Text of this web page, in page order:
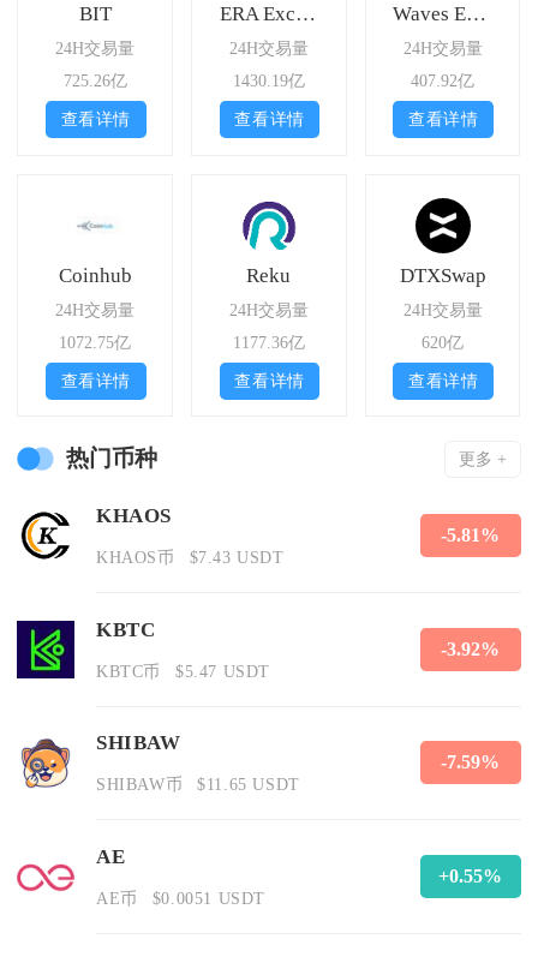
BIT
24H交易量
725.26亿
查看详情
ERA Exchange
24H交易量
1430.19亿
查看详情
Waves Exchange
24H交易量
407.92亿
查看详情
Coinhub
24H交易量
1072.75亿
查看详情
Reku
24H交易量
1177.36亿
查看详情
DTXSwap
24H交易量
620亿
查看详情
热门币种 更多 +
KHAOS
KHAOS币 $7.43 USDT
-5.81%
KBTC
KBTC币 $5.47 USDT
-3.92%
SHIBAW
SHIBAW币 $11.65 USDT
-7.59%
AE
AE币 $0.0051 USDT
+0.55%